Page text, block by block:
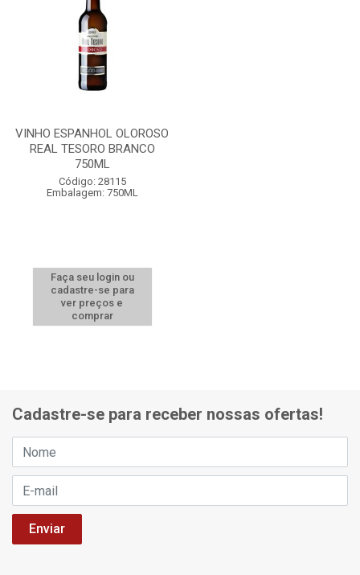
VINHO ESPANHOL OLOROSO
REAL TESORO BRANCO
750ML
Código: 28115
Embalagem: 750ML
Faça seu login ou
cadastre-se para
ver preços e
comprar
Cadastre-se para receber nossas ofertas!